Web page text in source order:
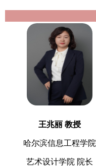
王兆丽 教授
哈尔滨信息工程学院
艺术设计学院 院长